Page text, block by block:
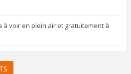
à voir en plein air et gratuitement à